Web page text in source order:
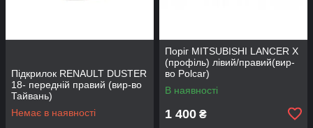
Підкрилок RENAULT DUSTER
18- передній правий (вир-во
Тайвань)
Немає в наявності
Поріг MITSUBISHI LANCER Х
(профіль) лівий/правий(вир-
во Polcar)
В наявності
1 400 ₴